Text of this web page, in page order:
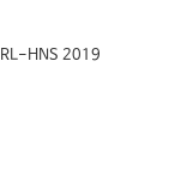
HNS 2019